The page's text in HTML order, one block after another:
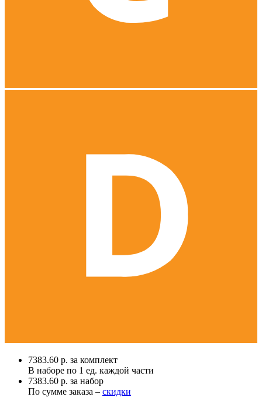
7383.60 р. за комплект
В наборе по 1 ед. каждой части
7383.60 р. за набор
По сумме заказа – скидки